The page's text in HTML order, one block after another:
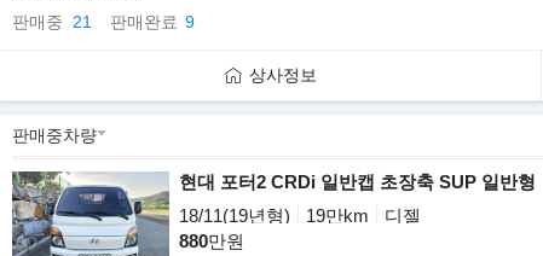
판매중
21 판매완료 9
상사정보
현대 포터2 CRDi 일반캡 초장축 SUP 일반형
18/11(19년형)
19만km
디젤
880만원